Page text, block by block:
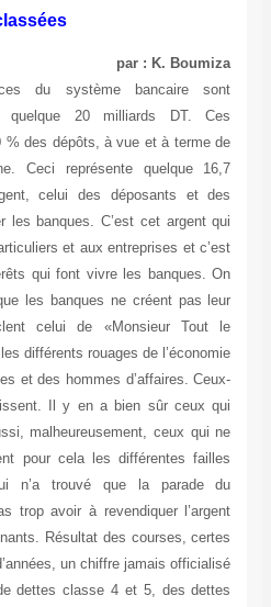
!
par : K. Boumiza
du système bancaire sont
quelque 20 milliards DT. Ces
% des dépôts, à vue et à terme de
Ceci représente quelque 16,7
celui des déposants et des
les banques. C’est cet argent qui
et aux entreprises et c’est
qui font vivre les banques. On
les banques ne créent pas leur
celui de «Monsieur Tout le
différents rouages de l’économie !
et des hommes d’affaires. Ceux-
Il y en a bien sûr ceux qui
malheureusement, ceux qui ne
pour cela les différentes failles
n’a trouvé que la parade du
trop avoir à revendiquer l’argent
Résultat des courses, certes
un chiffre jamais officialisé
dettes classe 4 et 5, des dettes